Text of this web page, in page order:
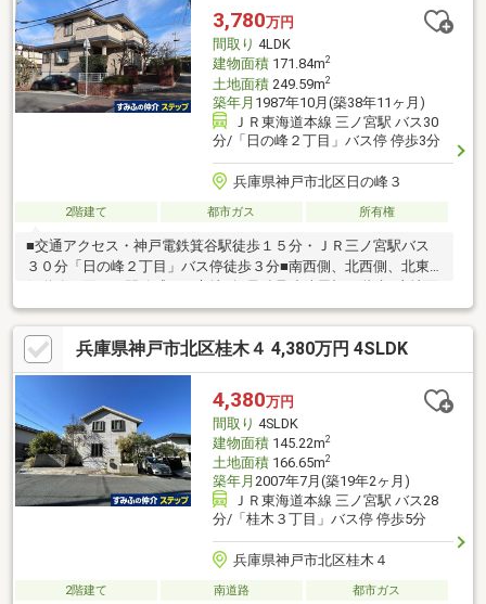
については、担当くろだまでお問い合わせください。（フリーコ
ール：0120-956-440）お問い合わせお待ちしております。
3,780万円
間取り 4LDK
建物面積171.84m2
土地面積249.59m2
築年月 1987年10月(築38年11ヶ月)
ＪＲ東海道本線 三ノ宮駅 バス30
分/「日の峰２丁目」バス停 停歩3分
兵庫県神戸市北区日の峰３
2階建て 都市ガス 所有権
■交通アクセス・神戸電鉄箕谷駅徒歩１５分・ＪＲ三ノ宮駅バス
３０分「日の峰２丁目」バス停徒歩３分■南西側、北西側、北東
積：７５．５０坪■建物面積：５１．９８坪■近隣施設・箕谷小学
校 約５３０ｍ 徒歩７分・山田中学校 約１７２０ｍ 徒歩２
２分・コープデイズ神戸北町 約２１０ｍ 徒歩３分・日の峰南
公園 約２０ｍ 徒歩１分
兵庫県神戸市北区桂木４ 4,380万円 4SLDK
4,380万円
間取り 4SLDK
建物面積145.22m2
土地面積166.65m2
築年月 2007年7月(築19年2ヶ月)
ＪＲ東海道本線 三ノ宮駅 バス28
分/「桂木３丁目」バス停 停歩5分
兵庫県神戸市北区桂木４
2階建て 南道路
都市ガス